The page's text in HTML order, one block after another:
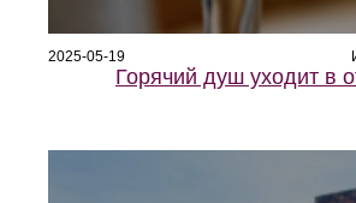
2025-05-19
Горячий душ уходит в